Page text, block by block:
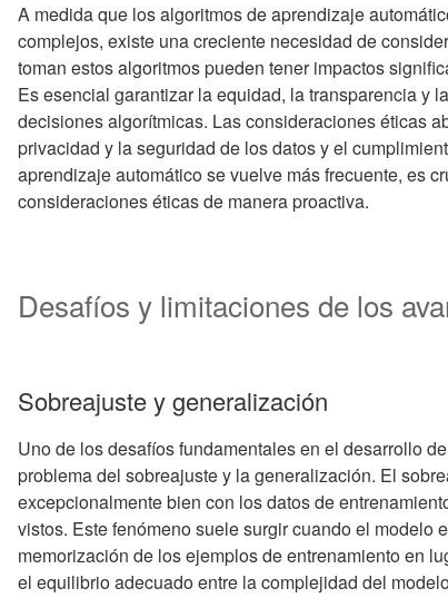
A medida que los algoritmos de aprendizaje
complejos, existe una creciente necesidad de
toman estos algoritmos pueden tener impactos
Es esencial garantizar la equidad, la transparencia y
decisiones algorítmicas. Las consideraciones éticas
privacidad y la seguridad de los datos y el
aprendizaje automático se vuelve más frecuente, es
consideraciones éticas de manera proactiva.
Desafíos y limitaciones de los
Sobreajuste y generalización
Uno de los desafíos fundamentales en el desarrollo
problema del sobreajuste y la generalización. El
excepcionalmente bien con los datos de
vistos. Este fenómeno suele surgir cuando el modelo
memorización de los ejemplos de entrenamiento en
el equilibrio adecuado entre la complejidad del